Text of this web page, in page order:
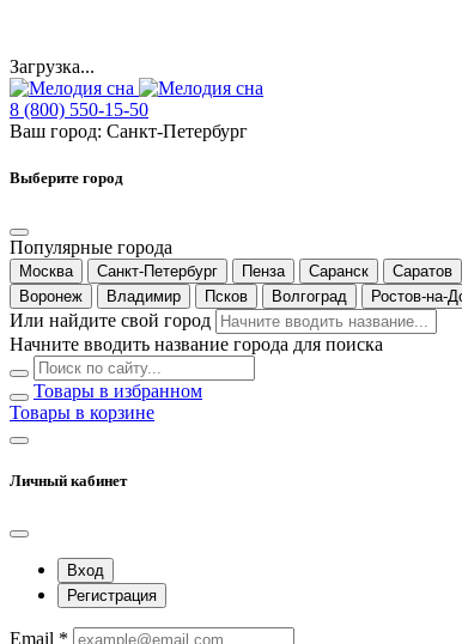
Загрузка...
8 (800) 550-15-50
Ваш город: Санкт-Петербург
Выберите город
Популярные города
Москва Санкт-Петербург Пенза Саранск Саратов
Воронеж
Владимир Псков Волгоград Ростов-на-
Или найдите свой город
Начните вводить название города для поиска
Товары в избранном
Товары в корзине
Личный кабинет
Вход
Регистрация
Email *